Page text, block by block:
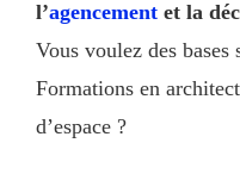
l’agencement et la
Vous voulez des bases
Formations en
d’espace ?